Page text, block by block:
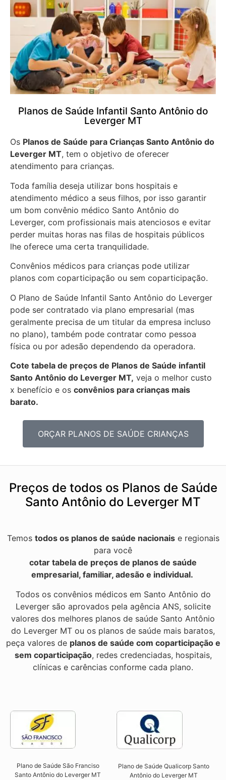
Planos de Saúde Infantil Santo Antônio do
Leverger MT
Os Planos de Saúde para Crianças Santo Antônio do
Leverger MT, tem o objetivo de oferecer
atendimento para crianças.
Toda família deseja utilizar bons hospitais e
atendimento médico a seus filhos, por isso garantir
um bom convênio médico Santo Antônio do
Leverger, com profissionais mais atenciosos e evitar
perder muitas horas nas filas de hospitais públicos
lhe oferece uma certa tranquilidade.
Convênios médicos para crianças pode utilizar
planos com coparticipação ou sem coparticipação.
O Plano de Saúde Infantil Santo Antônio do Leverger
pode ser contratado via plano empresarial (mas
geralmente precisa de um titular da empresa incluso
no plano), também pode contratar como pessoa
física ou por adesão dependendo da operadora.
Cote tabela de preços de Planos de Saúde infantil
Santo Antônio do Leverger MT, veja o melhor custo
x benefício e os convênios para crianças mais
barato.
ORÇAR PLANOS DE SAÚDE CRIANÇAS
Preços de todos os Planos de Saúde
Santo Antônio do Leverger MT
Temos todos os planos de saúde nacionaise regionais
para você
cotar tabela de preços de planos de saúde
empresarial, familiar, adesão e individual.
Todos os convênios médicos em Santo Antônio do
Leverger são aprovados pela agência ANS, solicite
valores dos melhores planos de saúde Santo Antônio
do Leverger MT ou os planos de saúde mais baratos,
peça valores de planos de saúde com coparticipação e
sem coparticipação, redes credenciadas, hospitais,
clínicas e carências conforme cada plano.
Plano de Saúde São Franciso
Santo Antônio do Leverger MT​
Plano de Saúde Qualicorp Santo
Antônio do Leverger MT​